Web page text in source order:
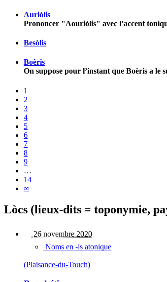
Auriòlis
Prononcer "Aouriòlis" avec l’accent
Besòlis
Boèris
On suppose pour l’instant que Boèris a
1
2
3
4
5
6
7
8
9
…
14
∞
Lòcs (lieux-dits = toponymie,
26 novembre 2020
Noms en -is atonique
(Plaisance-du-Touch)